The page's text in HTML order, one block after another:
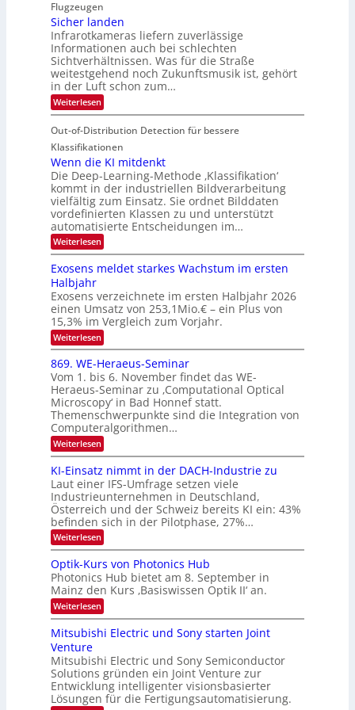
M
e
m
s
u
n
d
M
a
n
t
i
S
p
e
c
t
r
i
c
h
k
e
i
t
e
e
r
i
n
V
I
S
I
O
N
T
e
c
h
T
a
l
k
i
d
e
d
T
o
u
r
u
d
e
r
V
S
O
N
2
0
2
6
Flugzeugen
Sicher landen
Infrarotkameras liefern zuverlässige
Informationen auch bei schlechten
Sichtverhältnissen. Was für die Straße
weitestgehend noch Zukunftsmusik ist, gehört
in der Luft schon zum…
Weiterlesen:
S
c
h
l
a
n
d
e
n
Out-of-Distribution Detection für bessere
Klassifikationen
Wenn die KI mitdenkt
Die Deep-Learning-Methode ‚Klassifikation‘
kommt in der industriellen Bildverarbeitung
vielfältig zum Einsatz. Sie ordnet Bilddaten
vordefinierten Klassen zu und unterstützt
automatisierte Entscheidungen im…
Weiterlesen:
W
n
d
i
e
K
I
m
i
t
d
e
n
k
t
Exosens meldet starkes Wachstum im ersten
Halbjahr
Exosens verzeichnete im ersten Halbjahr 2026
einen Umsatz von 253,1Mio.€ – ein Plus von
15,3% im Vergleich zum Vorjahr.
Weiterlesen:
E
x
o
s
e
n
s
m
e
l
d
e
t
s
t
a
r
k
e
W
a
c
h
s
u
i
m
e
r
s
869. WE-Heraeus-Seminar
Vom 1. bis 6. November findet das WE-
Heraeus-Seminar zu ‚Computational Optical
Microscopy‘ in Bad Honnef statt.
Themenschwerpunkte sind die Integration von
Computeralgorithmen…
Weiterlesen:
8
9
.
W
E
-
H
e
r
a
e
u
s
-
S
e
n
a
r
KI-Einsatz nimmt in der DACH-Industrie zu
Laut einer IFS-Umfrage setzen viele
Industrieunternehmen in Deutschland,
Österreich und der Schweiz bereits KI ein: 43%
befinden sich in der Pilotphase, 27%…
Weiterlesen:
K
-
E
i
n
s
t
n
m
m
t
Optik-Kurs von Photonics Hub
Photonics Hub bietet am 8. September in
Mainz den Kurs ‚Basiswissen Optik II‘ an.
Weiterlesen:
O
p
t
k
-
K
u
r
Mitsubishi Electric und Sony starten Joint
Venture
Mitsubishi Electric und Sony Semiconductor
Solutions gründen ein Joint Venture zur
Entwicklung intelligenter visionsbasierter
Lösungen für die Fertigungsautomatisierung.